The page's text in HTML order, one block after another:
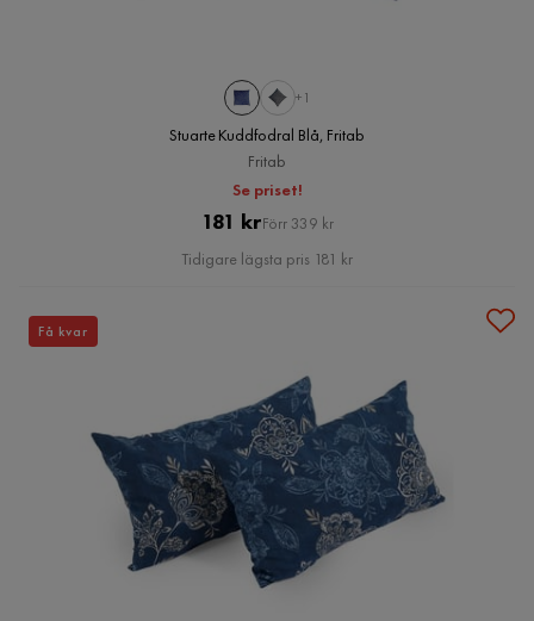
+1
Stuarte Kuddfodral Blå, Fritab
Fritab
Se priset!
Pris
181 krOriginal
Pris
Förr 339 kr
Tidigare lägsta pris 181 kr
Få kvar